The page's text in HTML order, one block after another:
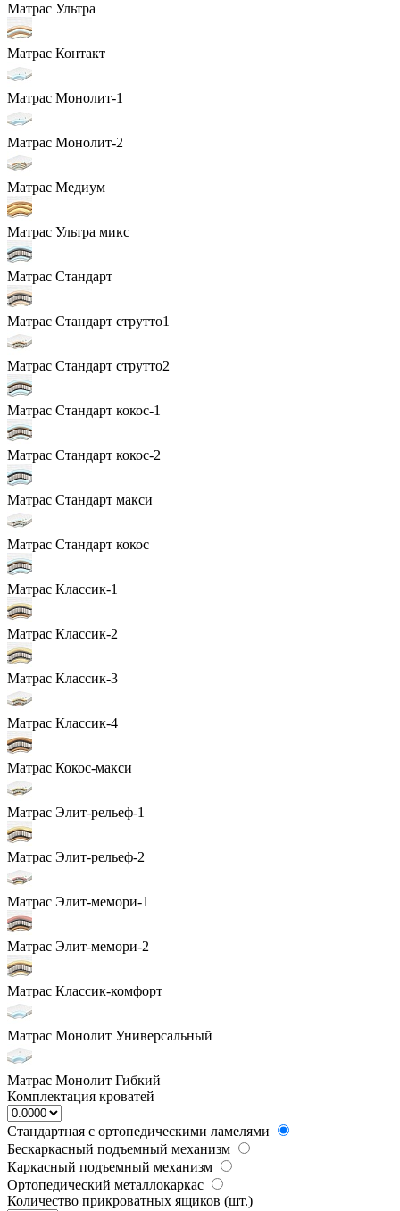
Матрас Ультра
Матрас Контакт
Матрас Монолит-1
Матрас Монолит-2
Матрас Медиум
Матрас Ультра микс
Матрас Стандарт
Матрас Стандарт струтто1
Матрас Стандарт струтто2
Матрас Стандарт кокос-1
Матрас Стандарт кокос-2
Матрас Стандарт макси
Матрас Стандарт кокос
Матрас Классик-1
Матрас Классик-2
Матрас Классик-3
Матрас Классик-4
Матрас Кокос-макси
Матрас Элит-рельеф-1
Матрас Элит-рельеф-2
Матрас Элит-мемори-1
Матрас Элит-мемори-2
Матрас Классик-комфорт
Матрас Монолит Универсальный
Матрас Монолит Гибкий
Комплектация кроватей
Стандартная с ортопедическими ламелями
Бескаркасный подъемный механизм
Каркасный подъемный механизм
Ортопедический металлокаркас
Количество прикроватных ящиков (шт.)